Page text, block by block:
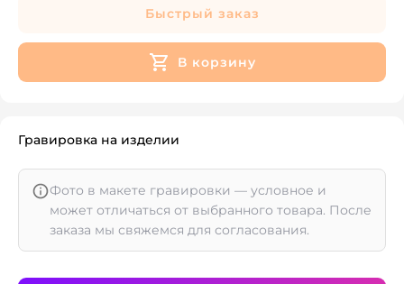
Быстрый заказ
В корзину
Гравировка на изделии
Фото в макете гравировки — условное и
может отличаться от выбранного товара. После
заказа мы свяжемся для согласования.